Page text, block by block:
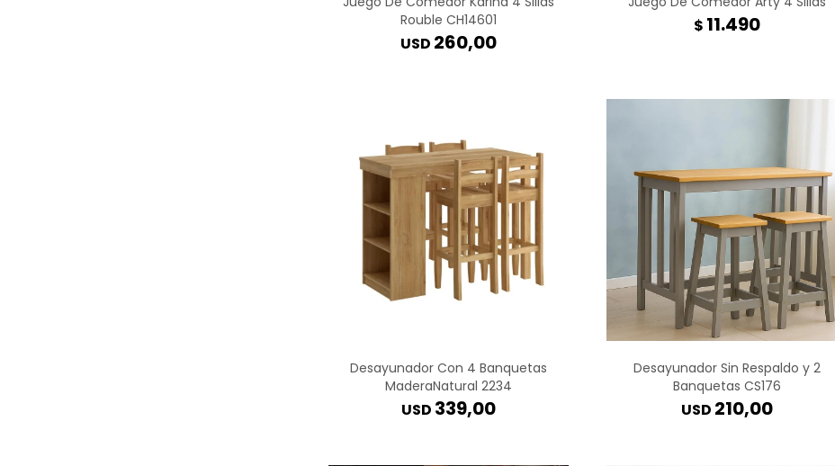
Rouble CH14601
USD 260,00
$ 11.490
Desayunador Con 4 Banquetas
MaderaNatural 2234
USD 339,00
Desayunador Sin Respaldo y 2
Banquetas CS176
USD 210,00